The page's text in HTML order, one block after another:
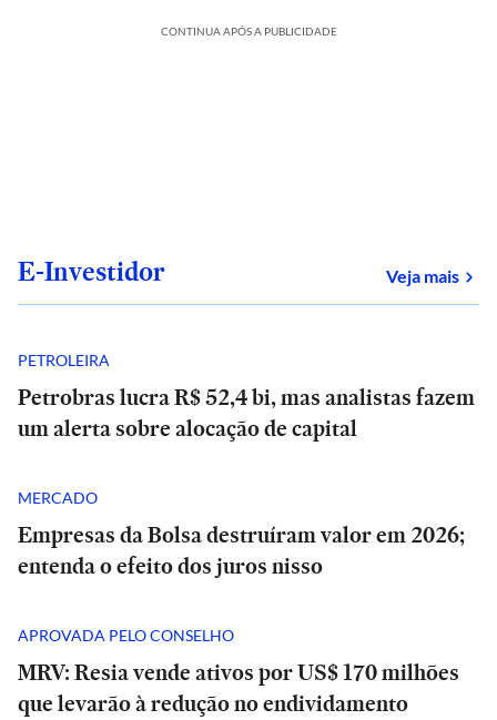
CONTINUA APÓS A PUBLICIDADE
E-Investidor Veja mais
PETROLEIRA
Petrobras lucra R$ 52,4 bi, mas analistas fazem
um alerta sobre alocação de capital
MERCADO
Empresas da Bolsa destruíram valor em 2026;
entenda o efeito dos juros nisso
APROVADA PELO CONSELHO
MRV: Resia vende ativos por US$ 170 milhões
que levarão à redução no endividamento